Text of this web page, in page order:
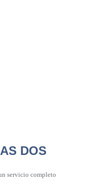
DOS
servicio completo